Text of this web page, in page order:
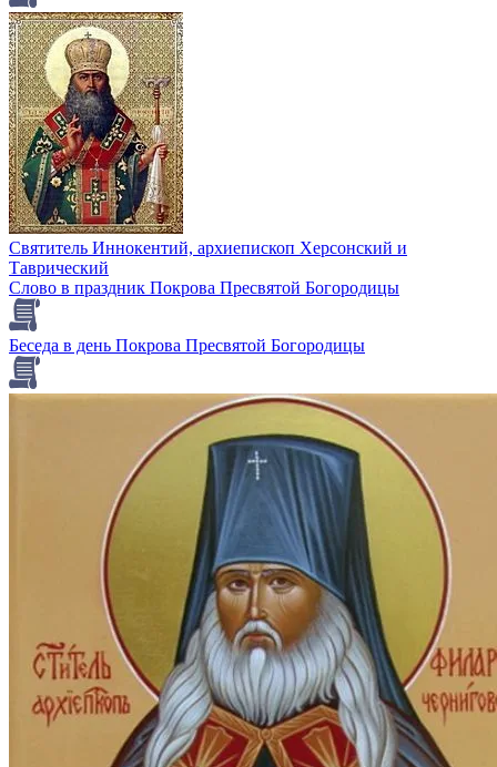
Святитель Иннокентий, архиепископ Херсонский и
Таврический
Слово в праздник Покрова Пресвятой Богородицы
Беседа в день Покрова Пресвятой Богородицы